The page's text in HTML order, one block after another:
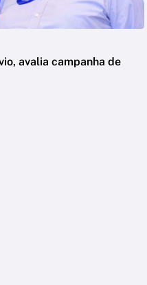
avalia campanha de